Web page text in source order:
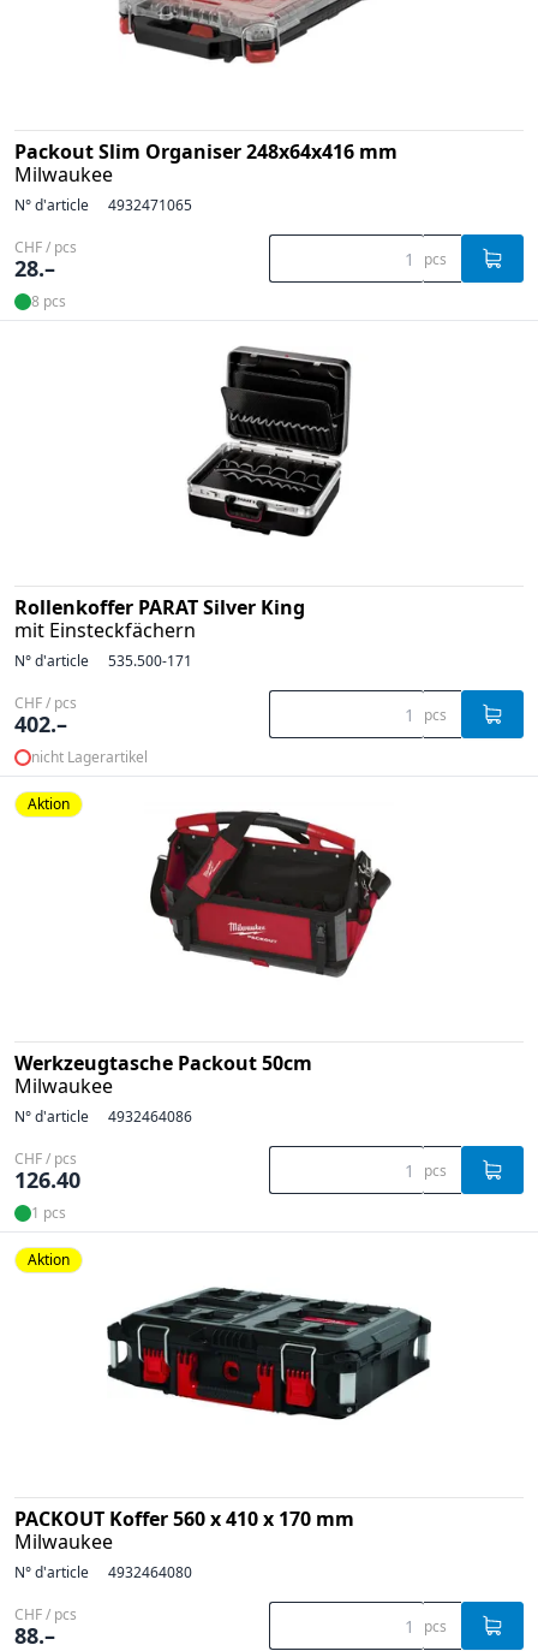
Packout Slim Organiser 248x64x416 mm
Milwaukee
N° d'article 4932471065
CHF / pcs
28.– pcs
8 pcs
Rollenkoffer PARAT Silver King
mit Einsteckfächern
N° d'article 535.500-171
CHF / pcs
402.– pcs
nicht Lagerartikel
Aktion
Werkzeugtasche Packout 50cm
Milwaukee
N° d'article 4932464086
CHF / pcs
126.40 pcs
1 pcs
Aktion
PACKOUT Koffer 560 x 410 x 170 mm
Milwaukee
N° d'article 4932464080
CHF / pcs
88.– pcs